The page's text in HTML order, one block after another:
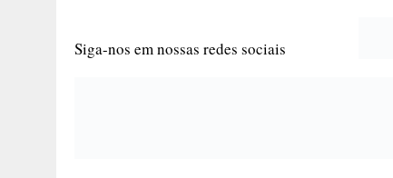
Siga-nos em nossas redes sociais